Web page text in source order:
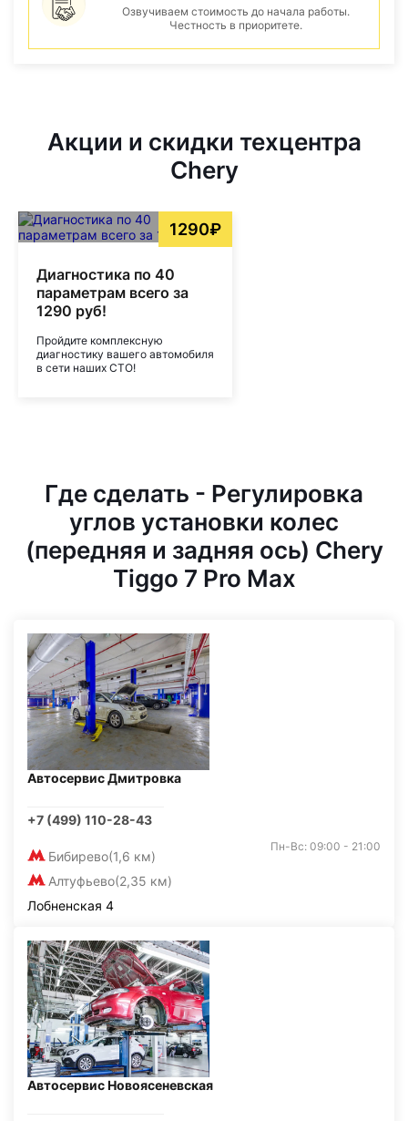
Озвучиваем стоимость до начала работы.
Честность в приоритете.
Акции и скидки техцентра
Chery
1290₽
Диагностика по 40
параметрам всего за
1290 руб!
Пройдите комплексную
диагностику вашего автомобиля
в сети наших СТО!
Где сделать - Регулировка
углов установки колес
(передняя и задняя ось) Chery
Tiggo 7 Pro Max
Автосервис Дмитровка
+7 (499) 110-28-43
Бибирево(1,6 км)
Алтуфьево(2,35 км)
Пн-Вс: 09:00 - 21:00
Лобненская 4
Автосервис Новоясеневская